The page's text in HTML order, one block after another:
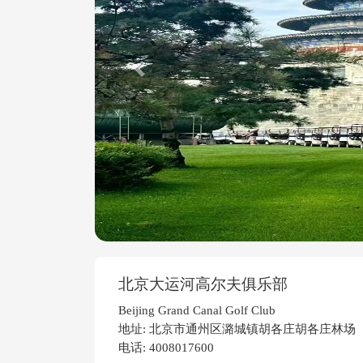
Previous
北京大运河高尔夫俱乐部
Beijing Grand Canal Golf Club
地址: 北京市通州区潞城镇胡各庄胡各庄林场
电话: 4008017600